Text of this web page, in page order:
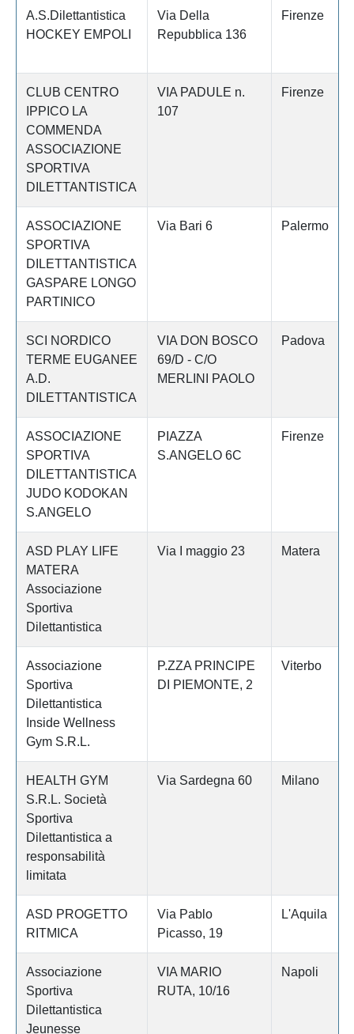
A.S.Dilettantistica
HOCKEY EMPOLI
Via Della
Repubblica 136
Firenze
CLUB CENTRO
IPPICO LA
COMMENDA
ASSOCIAZIONE
SPORTIVA
DILETTANTISTICA
VIA PADULE n.
107
Firenze
ASSOCIAZIONE
SPORTIVA
DILETTANTISTICA
GASPARE LONGO
PARTINICO
Via Bari 6 Palermo
SCI NORDICO
TERME EUGANEE
A.D.
DILETTANTISTICA
VIA DON BOSCO
69/D - C/O
MERLINI PAOLO
Padova
ASSOCIAZIONE
SPORTIVA
DILETTANTISTICA
JUDO KODOKAN
S.ANGELO
PIAZZA
S.ANGELO 6C
Firenze
ASD PLAY LIFE
MATERA
Associazione
Sportiva
Dilettantistica
Via I maggio 23 Matera
Associazione
Sportiva
Dilettantistica
Inside Wellness
Gym S.R.L.
P.ZZA PRINCIPE
DI PIEMONTE, 2
Viterbo
HEALTH GYM
S.R.L. Società
Sportiva
Dilettantistica a
responsabilità
limitata
Via Sardegna 60 Milano
ASD PROGETTO
RITMICA
Via Pablo
Picasso, 19
L'Aquila
Associazione
Sportiva
Dilettantistica
Jeunesse
VIA MARIO
RUTA, 10/16
Napoli